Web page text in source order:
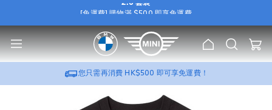
[免運費] 購物滿 $500 即享免運費
[尊屬優惠] 選購 BMW / MINI 原廠 Wallbox，可加HK$388
2.0 套裝
[免運費] 購物滿 $500 即享免運費
[尊屬優惠] 選購 BMW / MINI 原廠 Wallbox，可加HK$388換購流動充電器
2.0 套裝
主
頁
搜
索
我的
您只需再消費 HK$500 即可享免運費！